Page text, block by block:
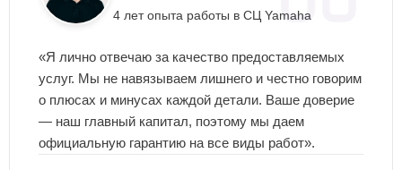
4 лет опыта работы в СЦ Yamaha
«Я лично отвечаю за качество предоставляемых
услуг. Мы не навязываем лишнего и честно говорим
о плюсах и минусах каждой детали. Ваше доверие
— наш главный капитал, поэтому мы даем
официальную гарантию на все виды работ».